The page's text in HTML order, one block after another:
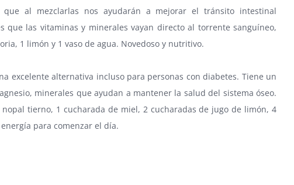
al mezclarlas nos ayudarán a mejorar el tránsito intestinal
que las vitaminas y minerales vayan directo al torrente sanguíneo,
1 limón y 1 vaso de agua. Novedoso y nutritivo.
excelente alternativa incluso para personas con diabetes. Tiene un
minerales que ayudan a mantener la salud del sistema óseo.
nopal tierno, 1 cucharada de miel, 2 cucharadas de jugo de limón, 4
para comenzar el día.